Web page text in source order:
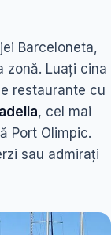
Barceloneta,
zonă. Luați cina
restaurante cu
, cel mai
Port Olimpic.
sau admirați